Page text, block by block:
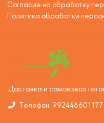
Согласие на обработку
Политика обработки
Доставка и самовывоз
Телефон: 992446601177